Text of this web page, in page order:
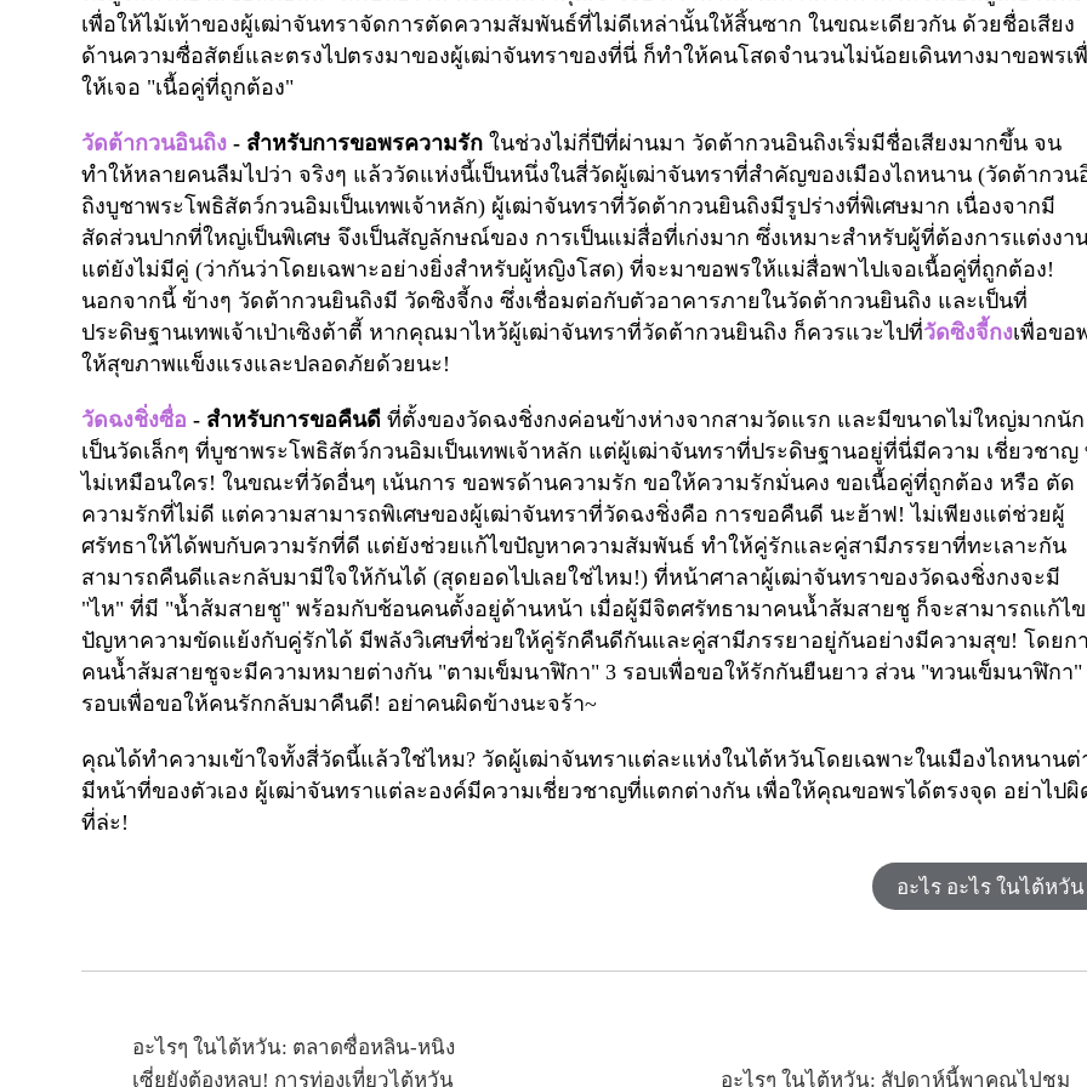
เพื่อให้ไม้เท้าของผู้เฒ่าจันทราจัดการตัดความสัมพันธ์ที่ไม่ดีเหล่านั้นให้สิ้นซาก ในขณะเดียวกัน ด้วยชื่อเสียง
ด้านความซื่อสัตย์และตรงไปตรงมาของผู้เฒ่าจันทราของที่นี่ ก็ทำให้คนโสดจำนวนไม่น้อยเดินทางมาขอพรเ
ให้เจอ "เนื้อคู่ที่ถูกต้อง"
วัดต้ากวนอินถิง - สำหรับการขอพรความรักในช่วงไม่กี่ปีที่ผ่านมา วัดต้ากวนอินถิงเริ่มมีชื่อเสียงมากขึ้น จน
ทำให้หลายคนลืมไปว่า จริงๆ แล้ววัดแห่งนี้เป็นหนึ่งในสี่วัดผู้เฒ่าจันทราที่สำคัญของเมืองไถหนาน (วัดต้ากวน
ถิงบูชาพระโพธิสัตว์กวนอิมเป็นเทพเจ้าหลัก) ผู้เฒ่าจันทราที่วัดต้ากวนยินถิงมีรูปร่างที่พิเศษมาก เนื่องจากมี
สัดส่วนปากที่ใหญ่เป็นพิเศษ จึงเป็นสัญลักษณ์ของ การเป็นแม่สื่อที่เก่งมาก ซึ่งเหมาะสำหรับผู้ที่ต้องการแต่งงา
แต่ยังไม่มีคู่ (ว่ากันว่าโดยเฉพาะอย่างยิ่งสำหรับผู้หญิงโสด) ที่จะมาขอพรให้แม่สื่อพาไปเจอเนื้อคู่ที่ถูกต้อง!
นอกจากนี้ ข้างๆ วัดต้ากวนยินถิงมี วัดซิงจี้กง ซึ่งเชื่อมต่อกับตัวอาคารภายในวัดต้ากวนยินถิง และเป็นที่
ประดิษฐานเทพเจ้าเป่าเซิงต้าตี้ หากคุณมาไหว้ผู้เฒ่าจันทราที่วัดต้ากวนยินถิง ก็ควรแวะไปที่วัดซิงจี้กงเพื่อขอ
ให้สุขภาพแข็งแรงและปลอดภัยด้วยนะ!
วัดฉงชิ่งซื่อ - สำหรับการขอคืนดีที่ตั้งของวัดฉงชิ่งกงค่อนข้างห่างจากสามวัดแรก และมีขนาดไม่ใหญ่มากนัก
เป็นวัดเล็กๆ ที่บูชาพระโพธิสัตว์กวนอิมเป็นเทพเจ้าหลัก แต่ผู้เฒ่าจันทราที่ประดิษฐานอยู่ที่นี่มีความ เชี่ยวชาญ
ไม่เหมือนใคร! ในขณะที่วัดอื่นๆ เน้นการ ขอพรด้านความรัก ขอให้ความรักมั่นคง ขอเนื้อคู่ที่ถูกต้อง หรือ ตัด
ความรักที่ไม่ดี แต่ความสามารถพิเศษของผู้เฒ่าจันทราที่วัดฉงชิ่งคือ การขอคืนดี นะฮ้าฟ!ไม่เพียงแต่ช่วยผู้
ศรัทธาให้ได้พบกับความรักที่ดี แต่ยังช่วยแก้ไขปัญหาความสัมพันธ์ ทำให้คู่รักและคู่สามีภรรยาที่ทะเลาะกัน
สามารถคืนดีและกลับมามีใจให้กันได้ (สุดยอดไปเลยใช่ไหม!) ที่หน้าศาลาผู้เฒ่าจันทราของวัดฉงชิ่งกงจะมี
"ไห" ที่มี "น้ำส้มสายชู" พร้อมกับช้อนคนตั้งอยู่ด้านหน้า เมื่อผู้มีจิตศรัทธามาคนน้ำส้มสายชู ก็จะสามารถแก้ไข
ปัญหาความขัดแย้งกับคู่รักได้ มีพลังวิเศษที่ช่วยให้คู่รักคืนดีกันและคู่สามีภรรยาอยู่กันอย่างมีความสุข! โดยก
คนน้ำส้มสายชูจะมีความหมายต่างกัน "ตามเข็มนาฬิกา"3 รอบเพื่อขอให้รักกันยืนยาว ส่วน "ทวนเข็มนาฬิกา
รอบเพื่อขอให้คนรักกลับมาคืนดี! อย่าคนผิดข้างนะจร้า~
คุณได้ทำความเข้าใจทั้งสี่วัดนี้แล้วใช่ไหม? วัดผู้เฒ่าจันทราแต่ละแห่งในไต้หวันโดยเฉพาะในเมืองไถหนานต่
มีหน้าที่ของตัวเอง ผู้เฒ่าจันทราแต่ละองค์มีความเชี่ยวชาญที่แตกต่างกัน เพื่อให้คุณขอพรได้ตรงจุด อย่าไปผิ
ที่ล่ะ!
อะไร อะไร ในไต้หวัน
อะไรๆ ในไต้หวัน: ตลาดซื่อหลิน-หนิง
เซี่ยยังต้องหลบ! การท่องเที่ยวไต้หวัน
อะไรๆ ในไต้หวัน: สัปดาห์นี้พาคุณไปชม